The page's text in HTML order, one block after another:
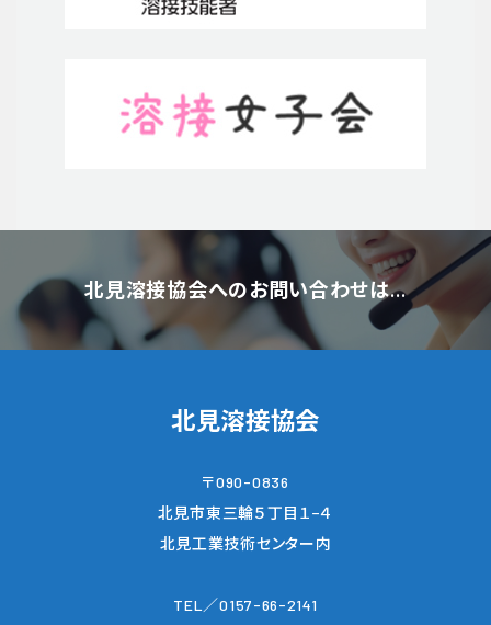
北見溶接協会へのお問い合わせは…
北見溶接協会
〒090-0836
北見市東三輪５丁目１−４
北見工業技術センター内
TEL／0157-66-2141